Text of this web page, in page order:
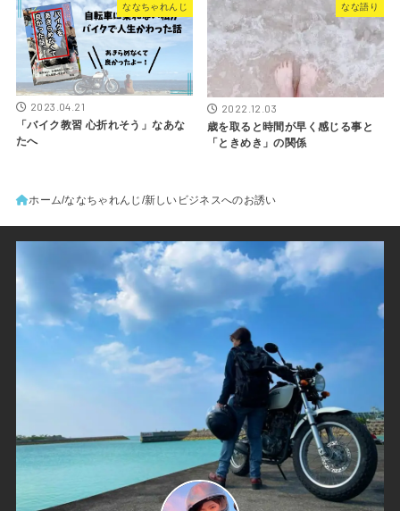
ななちゃれんじ
2023.04.21
「バイク教習 心折れそう」なあな
たへ
なな語り
2022.12.03
歳を取ると時間が早く感じる事と
「ときめき」の関係
ホーム ななちゃれんじ 新しいビジネスへのお誘い